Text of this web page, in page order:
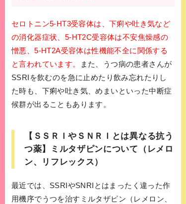
セロトニン5-HT3受容体は、下痢や吐き気など
の消化器症状、5-HT2C受容体は不安焦燥感の
憎悪、5-HT2A受容体は性機能不全に関係する
と言われています。
また、うつ病の患者さんが
SSRIを飲むのを急に止めたり飲み忘れたりし
た時も、下痢や吐き気、めまいといった中断症
候群が出ることもあります。
【ＳＳＲＩやＳＮＲＩとは異なる抗う
つ薬】ミルタザピンについて（レメロ
ン、リフレックス）
最近では、SSRIやSNRIとはまったく違った作
用機序でうつを治すミルタザピン（レメロン、